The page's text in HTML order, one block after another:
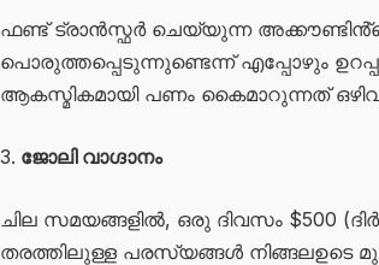
ഫണ്ട് ട്രാൻസ്ഫർ ചെയ്യുന്ന
പൊരുത്തപ്പെടുന്നുണ്ടെന്ന് എപ്പോഴും
ആകസ്മികമായി പണം കൈമാറുന്നത്
ജോലി വാ​ഗ്ദാനം
ചില സമയങ്ങളിൽ, ഒരു ദിവസം $500
തരത്തിലുള്ള പരസ്യങ്ങൾ നിങ്ങലഉടെ